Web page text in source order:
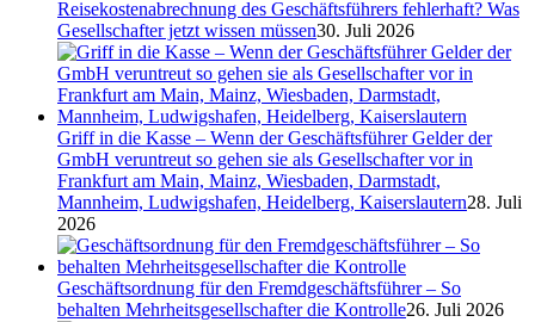
Reisekostenabrechnung des Geschäftsführers fehlerhaft? Was
Gesellschafter jetzt wissen müssen30. Juli 2026
Griff in die Kasse – Wenn der Geschäftsführer Gelder der
GmbH veruntreut so gehen sie als Gesellschafter vor in
Frankfurt am Main, Mainz, Wiesbaden, Darmstadt,
Mannheim, Ludwigshafen, Heidelberg, Kaiserslautern28. Juli
2026
Geschäftsordnung für den Fremdgeschäftsführer – So
behalten Mehrheitsgesellschafter die Kontrolle26. Juli 2026